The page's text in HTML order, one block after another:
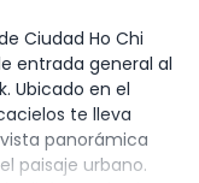
Ciudad Ho Chi
entrada general al
Ubicado en el
te lleva
panorámica
paisaje urbano.